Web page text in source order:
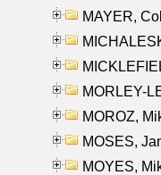
MAYER,
MORLEY-
MOROZ,
MOSES,
MOYES,